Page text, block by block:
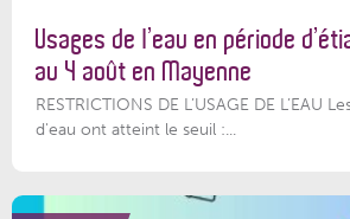
Usages de l’eau en période
au 4 août en Mayenne
RESTRICTIONS DE L’USAGE DE L’EAU
d'eau ont atteint le seuil :...